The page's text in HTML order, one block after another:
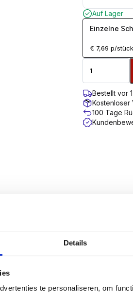
Details
te personaliseren, om
Auf Lager
Einzelne
€ 7,69 p/stück
Bestellt vor
Kostenloser
100 Tage
der SilverMate Next
leicht oder stark eingepasst sind.
um einen hohen
Schrauben schneller
Menge Zeit.
Funktionen, die den